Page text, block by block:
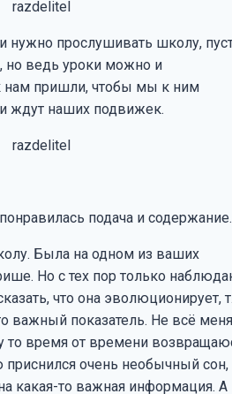
нужно прослушивать школу,
но ведь уроки можно и
нам пришли, чтобы мы к ним
ждут наших подвижек.
подача и содержание.
Была на одном из ваших
Но с тех пор только
что она эволюционирует,
важный показатель. Не всё меня
то время от времени
приснился очень необычный сон,
какая-то важная информация. А